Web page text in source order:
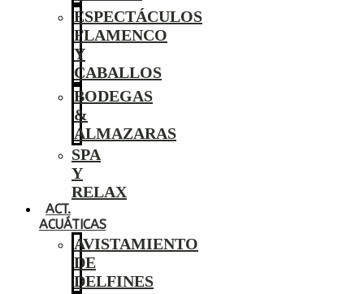
ESPECTÁCULOS
FLAMENCO
Y
CABALLOS
BODEGAS
&
ALMAZARAS
SPA
Y
RELAX
ACT.
ACUÁTICAS
AVISTAMIENTO
DE
DELFINES